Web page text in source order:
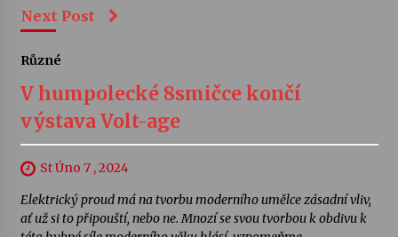
Next Post
Různé
V humpolecké 8smičce končí
výstava Volt-age
St Úno 7 , 2024
Elektrický proud má na tvorbu moderního umělce zásadní vliv,
ať už si to připouští, nebo ne. Mnozí se svou tvorbou k obdivu k